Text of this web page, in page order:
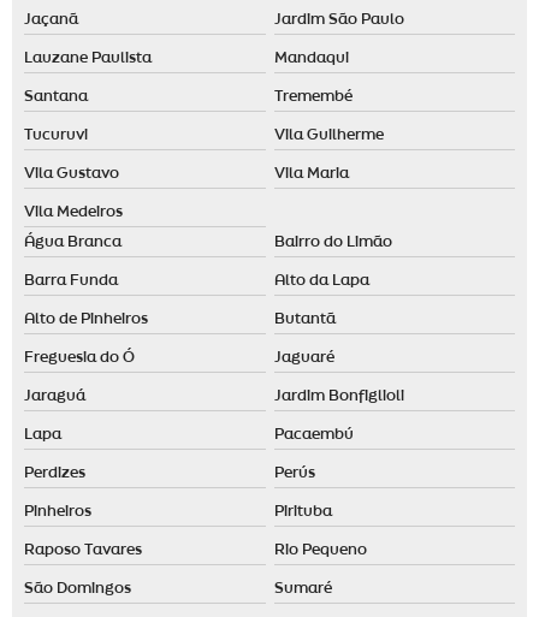
Desodorizador de ambiente spray
Desodorizador elétrico
Difusor de ambiente grande
Difusor de aromas grande
Empresa de aromatização de ambientes em santo andré
Empresa de aromatização de ambientes em são paulo
Empresa de aromatização de eventos
Essência para aromatizador de ambiente
Essência para casa
Essência para casa comprar
Essência para casa preço
Jaçanã Jardim São Paulo
Lauzane Paulista Mandaqui
Santana Tremembé
Tucuruvi Vila Guilherme
Vila Gustavo Vila Maria
Vila Medeiros
Água Branca Bairro do Limão
Barra Funda Alto da Lapa
Alto de Pinheiros Butantã
Freguesia do Ó Jaguaré
Jaraguá Jardim Bonfiglioli
Lapa Pacaembú
Perdizes Perús
Pinheiros Pirituba
Raposo Tavares Rio Pequeno
São Domingos Sumaré